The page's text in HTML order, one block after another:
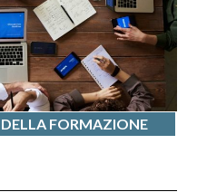
FORMAZIONE